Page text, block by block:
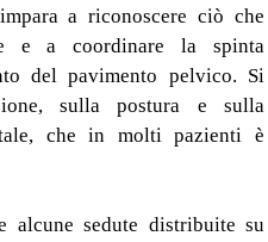
a riconoscere ciò che
e a coordinare la spinta
del pavimento pelvico. Si
sulla postura e sulla
che in molti pazienti è
alcune sedute distribuite su